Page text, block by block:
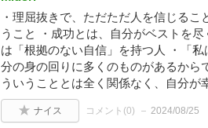
・理屈抜きで、ただただ人を信じる
うこと ・成功とは、自分がベストを
は「根拠のない自信」を持つ人 ・「
分の身の回りに多くのものがあるから
ういうこととは全く関係なく、自分が
ナイス コメント(0) 2024/08/25